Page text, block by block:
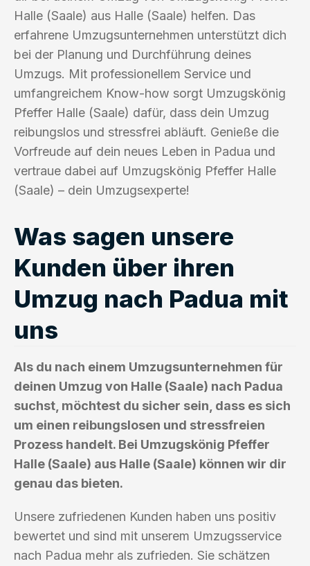
Halle (Saale) aus Halle (Saale) helfen. Das
erfahrene Umzugsunternehmen unterstützt dich
bei der Planung und Durchführung deines
Umzugs. Mit professionellem Service und
umfangreichem Know-how sorgt Umzugskönig
Pfeffer Halle (Saale) dafür, dass dein Umzug
reibungslos und stressfrei abläuft. Genieße die
Vorfreude auf dein neues Leben in Padua und
vertraue dabei auf Umzugskönig Pfeffer Halle
(Saale) – dein Umzugsexperte!
Was sagen unsere
Kunden über ihren
Umzug nach Padua mit
uns
Als du nach einem Umzugsunternehmen für
deinen Umzug von Halle (Saale) nach Padua
suchst, möchtest du sicher sein, dass es sich
um einen reibungslosen und stressfreien
Prozess handelt. Bei Umzugskönig Pfeffer
Halle (Saale) aus Halle (Saale) können wir dir
genau das bieten.
Unsere zufriedenen Kunden haben uns positiv
bewertet und sind mit unserem Umzugsservice
nach Padua mehr als zufrieden. Sie schätzen